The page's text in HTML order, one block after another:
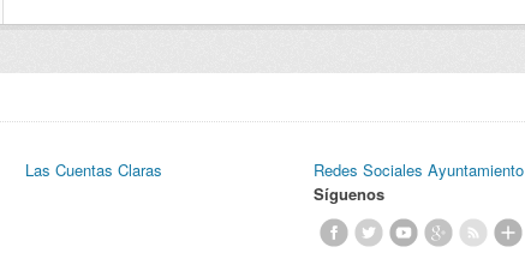
Las Cuentas Claras
Redes Sociales Ayuntamiento
Síguenos